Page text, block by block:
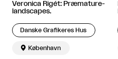
Veronica Rigét: Præmature-
landscapes.
Danske Grafikeres Hus
 København